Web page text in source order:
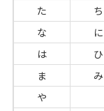
た
ち
な
に
は
ひ
ま
み
や